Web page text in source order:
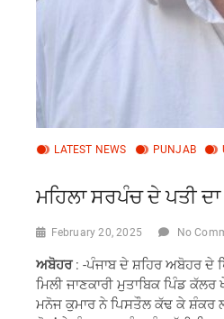
LATEST NEWS PUNJAB
ਮਹਿਲਾ ਸਰਪੰਚ ਦੇ ਪਤੀ
February 20, 2025 No
ਅਬੋਹਰ: -ਪੰਜਾਬ ਦੇ ਸ਼ਹਿਰ ਅਬੋਹਰ ਦੇ
ਮਿਲੀ ਜਾਣਕਾਰੀ ਮੁਤਾਬਿਕ ਪਿੰਡ
ਮਨੋਜ ਕੁਮਾਰ ਨੇ ਪਿਸਤੌਲ ਕੱਢ ਕੇ ਸ਼ੰਕਰ